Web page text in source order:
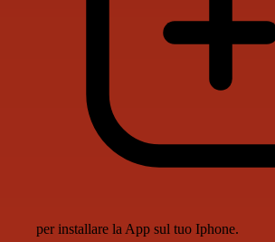
per installare la App sul tuo Iphone.